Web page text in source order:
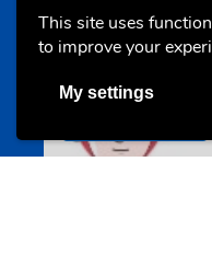
This site uses
to improve your
My settings
Les meilleurs projets
jugendprais.lu